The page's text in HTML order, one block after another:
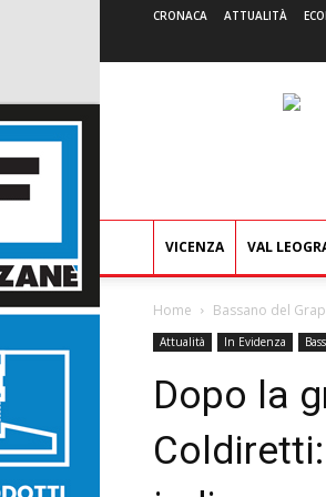
CRONACA ATTUALITÀ
VICENZA VAL
Home Bassano del
Attualità In Evidenza
Dopo la